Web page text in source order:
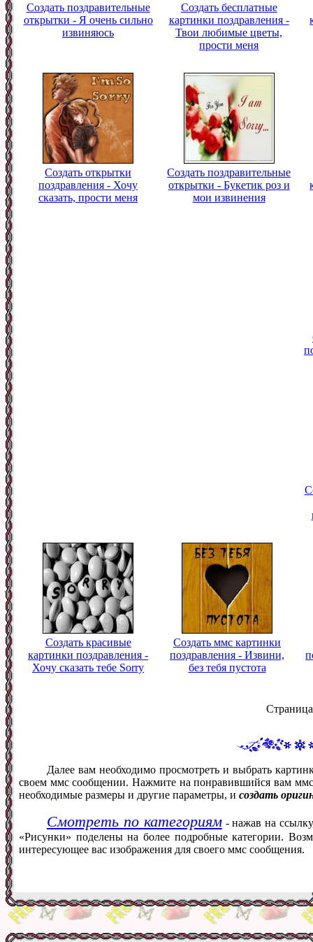
Создать поздравительные
открытки - Я очень сильно
извиняюсь
Создать бесплатные
картинки поздравления -
Твои любимые цветы,
прости меня
Создать открытки
поздравления - Хочу
сказать, прости меня
Создать поздравительные
открытки - Букетик роз и
мои извинения
Создать красивые
картинки поздравления -
Хочу сказать тебе Sorry
Создать ммс картинки
поздравления - Извини,
без тебя пустота
Далее вам необходимо просмотреть и выбрать
своем ммс сообщении. Нажмите на понравившийся вам
необходимые размеры и другие параметры, и создать
Смотреть по категориям- нажав на
«Рисунки» поделены на более подробные категории.
интересующее вас изображения для своего ммс сообщения.